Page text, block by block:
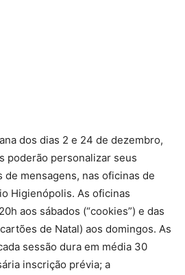
dos dias 2 e 24 de dezembro,
poderão personalizar seus
mensagens, nas oficinas de
Higienópolis. As oficinas
aos sábados (“cookies”) e das
de Natal) aos domingos. As
sessão dura em média 30
inscrição prévia; a